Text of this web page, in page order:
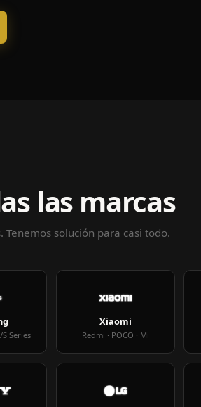
las marcas
solución para casi todo.
S Series
Xiaomi
Redmi · POCO · Mi